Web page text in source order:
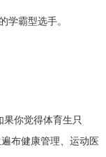
学霸型选手。
你觉得体育生只
布健康管理、运动医